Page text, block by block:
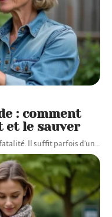
: comment
le sauver
Il suffit parfois d'un